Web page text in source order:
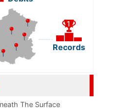
Records
The Surface